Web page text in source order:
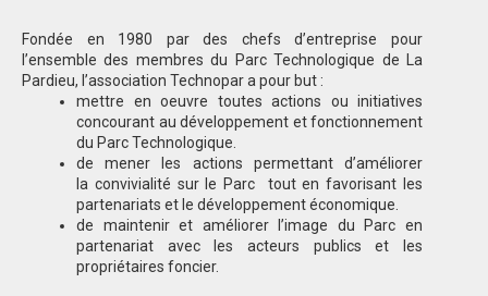
Fondée en 1980 par des chefs d’entreprise pour
l’ensemble des membres du Parc Technologique de La
Pardieu, l’association Technopar a pour but :
mettre en oeuvre toutes actions ou initiatives
concourant au développement et fonctionnement
du Parc Technologique.
de mener les actions permettant d’améliorer
la convivialité sur le Parc tout en favorisant les
partenariats et le développement économique.
de maintenir et améliorer l’image du Parc en
partenariat avec les acteurs publics et les
propriétaires foncier.